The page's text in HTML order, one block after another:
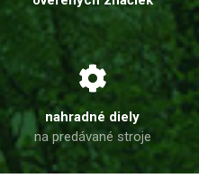
nahradné diely
na predávané stroje